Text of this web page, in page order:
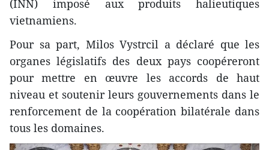
(INN) imposé aux produits halieutiques
vietnamiens.
Pour sa part, Milos Vystrcil a déclaré que les
organes législatifs des deux pays coopéreront
pour mettre en œuvre les accords de haut
niveau et soutenir leurs gouvernements dans le
renforcement de la coopération bilatérale dans
tous les domaines.